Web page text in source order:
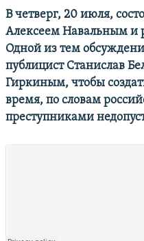
В четверг, 20 июля,
Алексеем Навальным и
Одной из тем
публицист Станислав
Гиркиным, чтобы
время, по словам
преступниками